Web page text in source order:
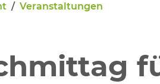
Veranstaltungen